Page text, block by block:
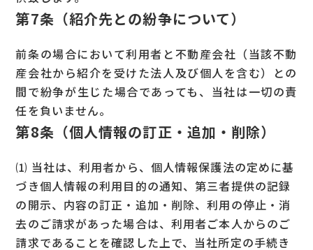
第7条（紹介先との紛争について）
前条の場合において利用者と不動産会社（当該不動
産会社から紹介を受けた法人及び個人を含む）との
間で紛争が生じた場合であっても、当社は一切の責
任を負いません。
第8条（個人情報の訂正・追加・削除）
⑴ 当社は、利用者から、個人情報保護法の定めに基
づき個人情報の利用目的の通知、第三者提供の記録
の開示、内容の訂正・追加・削除、利用の停止・消
去のご請求があった場合は、利用者ご本人からのご
請求であることを確認した上で、当社所定の手続き